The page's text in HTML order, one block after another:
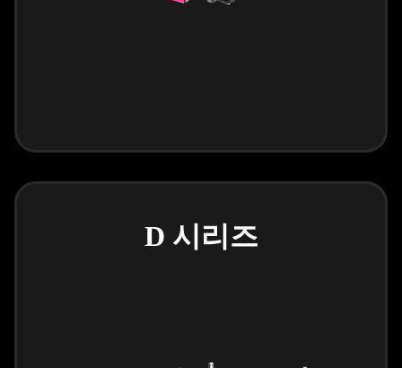
D 시리즈